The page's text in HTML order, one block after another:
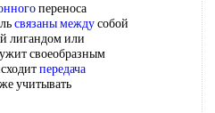
переноса
связаны междусобой
лигандом или
своеобразным
передача
учитывать